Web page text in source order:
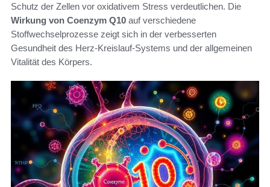
Schutz der Zellen vor oxidativem Stress verdeutlichen. Die
Wirkung von Coenzym Q10 auf verschiedene
Stoffwechselprozesse zeigt sich in der verbesserten
Gesundheit des Herz-Kreislauf-Systems und der allgemeinen
Vitalität des Körpers.